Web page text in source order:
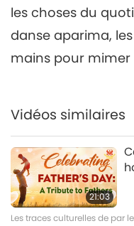
les choses du
danse aparima,
mains pour mimer
Vidéos similaires
21:03
Les traces culturelles de par